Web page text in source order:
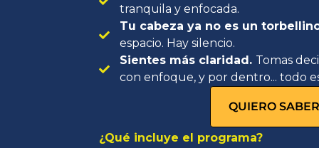
tranquila y enfocada.
Tu cabeza ya no es un
espacio. Hay silencio.
Sientes más claridad. Tomas
con enfoque, y por dentro... todo
QUIERO
¿Qué incluye el programa?